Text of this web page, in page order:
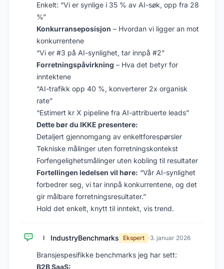
Enkelt: “Vi er synlige i 35 % av AI-søk, opp fra 28
%”
Konkurranseposisjon – Hvordan vi ligger an mot
konkurrentene
“Vi er #3 på AI-synlighet, tar innpå #2”
Forretningspåvirkning – Hva det betyr for
inntektene
“AI-trafikk opp 40 %, konverterer 2x organisk
rate”
“Estimert kr X pipeline fra AI-attribuerte leads”
Dette bør du IKKE presentere:
Detaljert gjennomgang av enkeltforespørsler
Tekniske målinger uten forretningskontekst
Forfengelighetsmålinger uten kobling til resultater
Fortellingen ledelsen vil høre: “Vår AI-synlighet
forbedrer seg, vi tar innpå konkurrentene, og det
gir målbare forretningsresultater.”
Hold det enkelt, knytt til inntekt, vis trend.
I IndustryBenchmarks Ekspert ·3. januar 2026
Bransjespesifikke benchmarks jeg har sett:
B2B SaaS: